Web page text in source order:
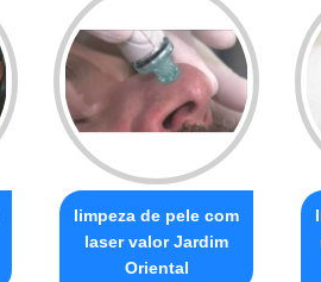
limpeza de pele com
laser valor Jardim
Oriental